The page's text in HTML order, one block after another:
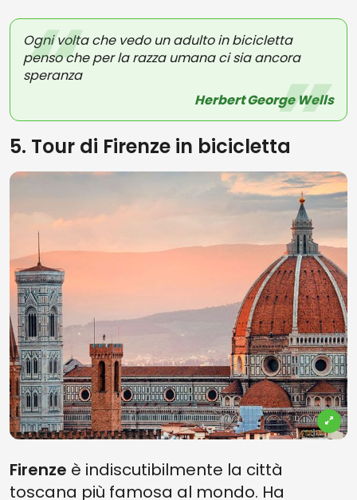
Ogni volta che vedo un adulto in bicicletta
penso che per la razza umana ci sia ancora
speranza
Herbert George Wells
5. Tour di Firenze in bicicletta
Firenze è indiscutibilmente la città
toscana più famosa al mondo. Ha